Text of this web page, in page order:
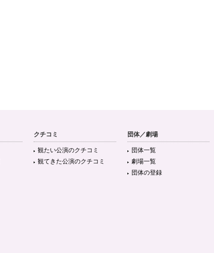
クチコミ
観たい公演のクチコミ
観てきた公演のクチコミ
団体／劇場
団体一覧
劇場一覧
団体の登録